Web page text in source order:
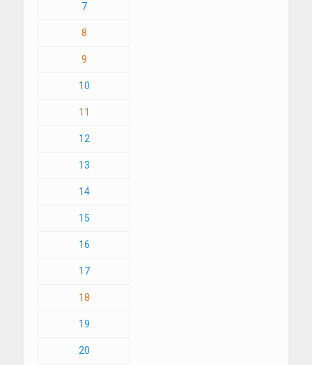
7
8
9
10
11
12
13
14
15
16
17
18
19
20